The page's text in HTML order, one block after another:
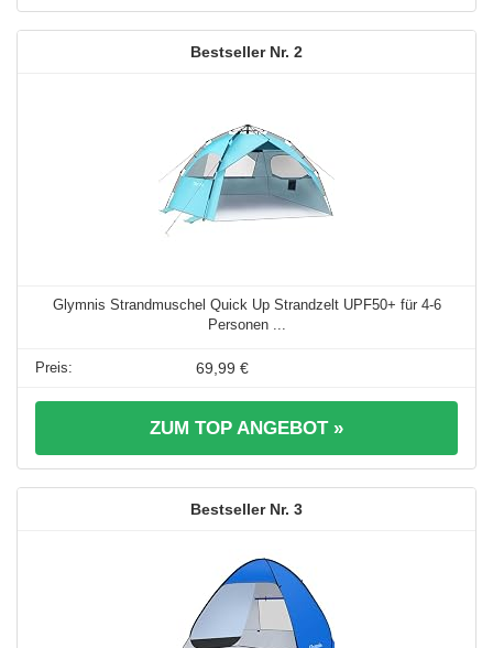
2
Glymnis Strandmuschel Quick Up Strandzelt UPF50+ für 4-6
Personen ...
69,99 €
ZUM TOP ANGEBOT »
3